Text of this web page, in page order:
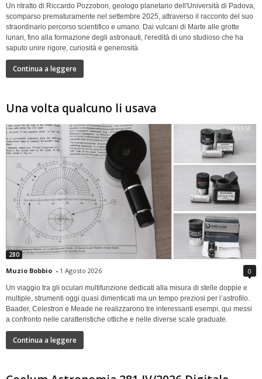
Un ritratto di Riccardo Pozzobon, geologo planetario dell'Università di Padova,
scomparso prematuramente nel settembre 2025, attraverso il racconto del suo
straordinario percorso scientifico e umano. Dai vulcani di Marte alle grotte
lunari, fino alla formazione degli astronauti, l'eredità di uno studioso che ha
saputo unire rigore, curiosità e generosità
Continua a leggere
Una volta qualcuno li usava
280
Muzio Bobbio - 1 Agosto 2026 0
Un viaggio tra gli oculari multifunzione dedicati alla misura di stelle doppie e
multiple, strumenti oggi quasi dimenticati ma un tempo preziosi per l’astrofilo.
Baader, Celestron e Meade ne realizzarono tre interessanti esempi, qui messi
a confronto nelle caratteristiche ottiche e nelle diverse scale graduate.
Continua a leggere